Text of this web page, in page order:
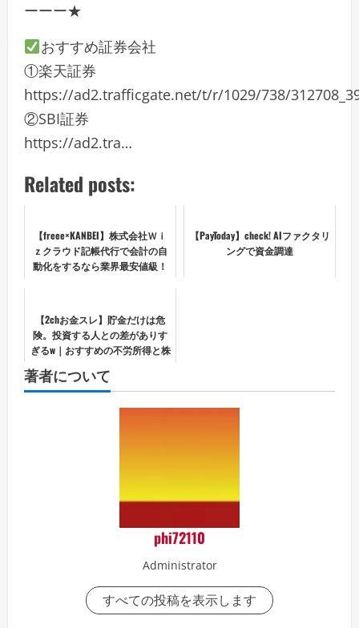
ーーー★
おすすめ証券会社
①楽天証券
https://ad2.trafficgate.net/t/r/1029/738/
②SBI証券
https://ad2.tra…
Related posts:
【freee×KANBEI】株式会社Ｗｉ
ｚクラウド記帳代行で会計の自
動化をするなら業界最安値級！
【PayToday】check! AIファクタリ
ングで資金調達
【2chお金スレ】貯金だけは危
険。投資する人との差がありす
ぎるw｜おすすめの不労所得と株
著者について
phi72110
Administrator
すべての投稿を表示します